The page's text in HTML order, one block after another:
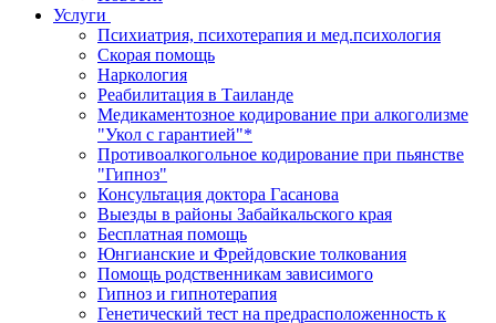
Услуги
Психиатрия, психотерапия и мед.психология
Скорая помощь
Наркология
Реабилитация в Таиланде
Медикаментозное кодирование при алкоголизме
"Укол с гарантией"*
Противоалкогольное кодирование при пьянстве
"Гипноз"
Консультация доктора Гасанова
Выезды в районы Забайкальского края
Бесплатная помощь
Юнгианские и Фрейдовские толкования
Помощь родственникам зависимого
Гипноз и гипнотерапия
Генетический тест на предрасположенность к